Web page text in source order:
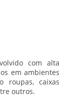
com alta
em ambientes
roupas, caixas
outros.